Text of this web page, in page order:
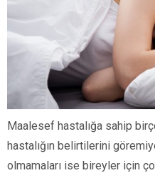
Maalesef hastalığa sahip
hastalığın belirtilerini
olmamaları ise bireyler için